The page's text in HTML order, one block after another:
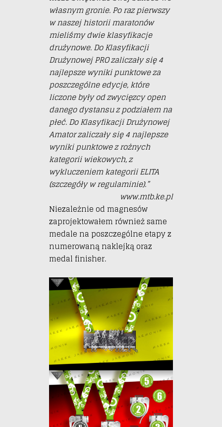
własnym gronie. Po raz pierwszy
w naszej historii maratonów
mieliśmy dwie klasyfikacje
drużynowe.Do Klasyfikacji
Drużynowej PRO zaliczały się 4
najlepsze wyniki punktowe za
poszczególne edycje, które
liczone były od zwycięzcy open
danego dystansu z podziałem na
płeć.Do Klasyfikacji Drużynowej
Amator zaliczały się 4 najlepsze
wyniki punktowe z rożnych
kategorii wiekowych, z
wykluczeniem kategorii ELITA
(szczegóły w regulaminie).”
www.mtb.ke.pl
Niezależnie od magnesów
zaprojektowałem również same
medale na poszczególne etapy z
numerowaną naklejką oraz
medal finisher.